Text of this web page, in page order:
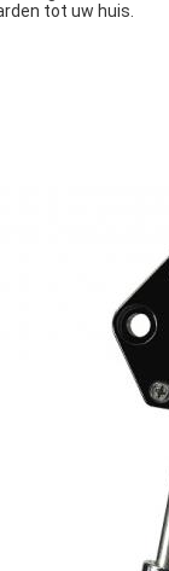
tot uw huis.